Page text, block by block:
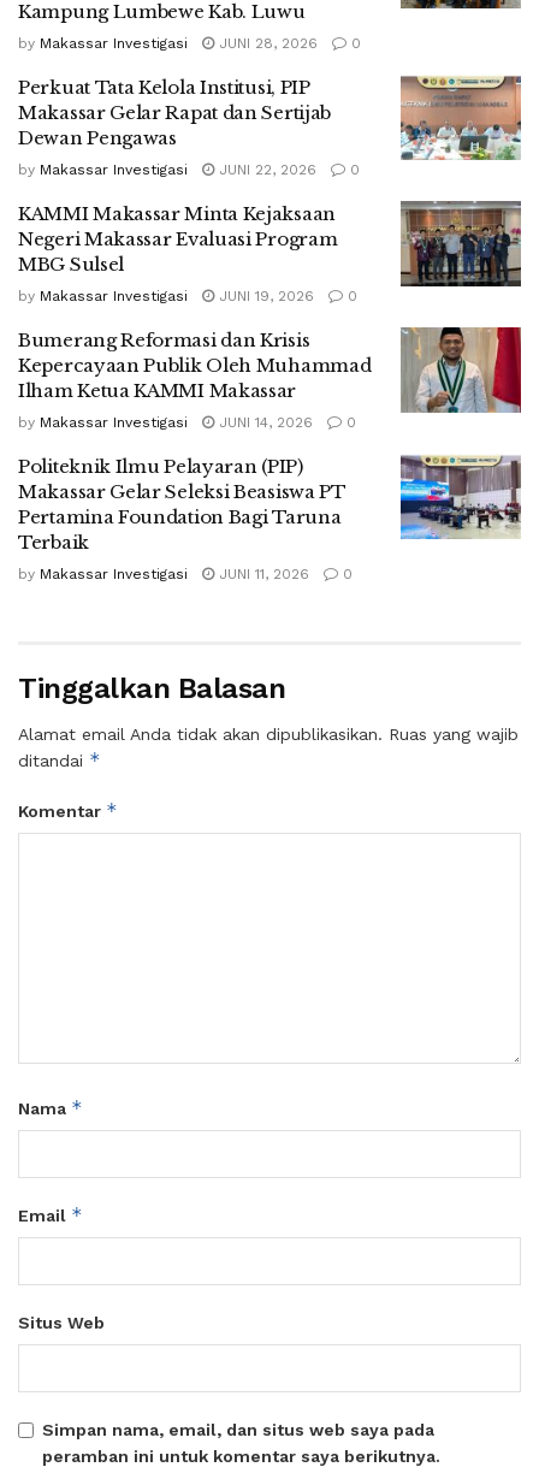
Kampung Lumbewe Kab. Luwu
by Makassar Investigasi JUNI 28, 2026 0
Perkuat Tata Kelola Institusi, PIP
Makassar Gelar Rapat dan Sertijab
Dewan Pengawas
by Makassar Investigasi JUNI 22, 2026 0
KAMMI Makassar Minta Kejaksaan
Negeri Makassar Evaluasi Program
MBG Sulsel
by Makassar Investigasi JUNI 19, 2026 0
Bumerang Reformasi dan Krisis
Kepercayaan Publik Oleh Muhammad
Ilham Ketua KAMMI Makassar
by Makassar Investigasi JUNI 14, 2026 0
Politeknik Ilmu Pelayaran (PIP)
Makassar Gelar Seleksi Beasiswa PT
Pertamina Foundation Bagi Taruna
Terbaik
by Makassar Investigasi JUNI 11, 2026 0
Tinggalkan Balasan
Alamat email Anda tidak akan dipublikasikan. Ruas yang wajib
ditandai *
Komentar *
Nama *
Email *
Situs Web
Simpan nama, email, dan situs web saya pada
peramban ini untuk komentar saya berikutnya.